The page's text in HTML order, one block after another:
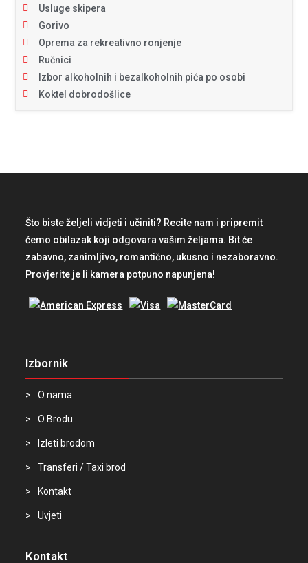
Usluge skipera
Gorivo
Oprema za rekreativno ronjenje
Ručnici
Izbor alkoholnih i bezalkoholnih pića po osobi
Koktel dobrodošlice
Što biste željeli vidjeti i učiniti? Recite nam i pripremit
ćemo obilazak koji odgovara vašim željama. Bit će
zabavno, zanimljivo, romantično, ukusno i nezaboravno.
Provjerite je li kamera potpuno napunjena!
Izbornik
O nama
O Brodu
Izleti brodom
Transferi / Taxi brod
Kontakt
Uvjeti
Kontakt